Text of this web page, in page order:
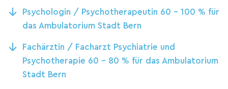
Psychologin / Psychotherapeutin 60 - 100 % für
das Ambulatorium Stadt Bern
Fachärztin / Facharzt Psychiatrie und
Psychotherapie 60 - 80 % für das Ambulatorium
Stadt Bern